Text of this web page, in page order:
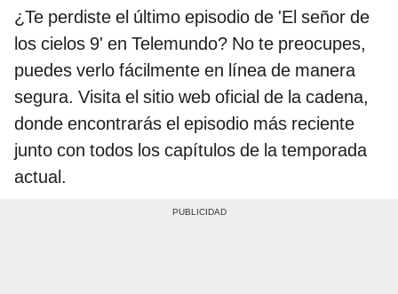
¿Te perdiste el último episodio de 'El señor de
los cielos 9' en Telemundo? No te preocupes,
puedes verlo fácilmente en línea de manera
segura. Visita el sitio web oficial de la cadena,
donde encontrarás el episodio más reciente
junto con todos los capítulos de la temporada
actual.